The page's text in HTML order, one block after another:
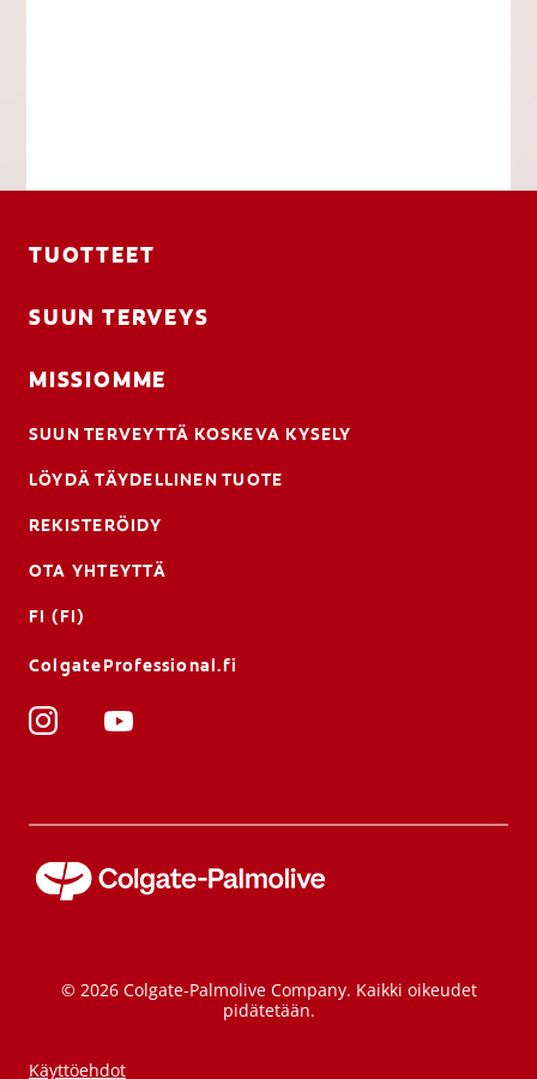
TUOTTEET
SUUN TERVEYS
MISSIOMME
SUUN TERVEYTTÄ KOSKEVA KYSELY
LÖYDÄ TÄYDELLINEN TUOTE
REKISTERÖIDY
OTA YHTEYTTÄ
FI (FI)
ColgateProfessional.fi
© 2026 Colgate-Palmolive Company. Kaikki oikeudet
pidätetään.
Käyttöehdot